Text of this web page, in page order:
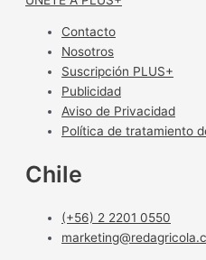
Contacto
Nosotros
Suscripción PLUS+
Publicidad
Aviso de Privacidad
Política de tratamiento
Chile
(+56) 2 2201 0550